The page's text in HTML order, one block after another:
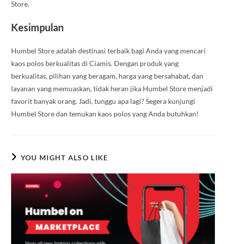
Store.
Kesimpulan
Humbel Store adalah destinasi terbaik bagi Anda yang mencari
kaos polos berkualitas di Ciamis. Dengan produk yang
berkualitas, pilihan yang beragam, harga yang bersahabat, dan
layanan yang memuaskan, tidak heran jika Humbel Store menjadi
favorit banyak orang. Jadi, tunggu apa lagi? Segera kunjungi
Humbel Store dan temukan kaos polos yang Anda butuhkan!
YOU MIGHT ALSO LIKE